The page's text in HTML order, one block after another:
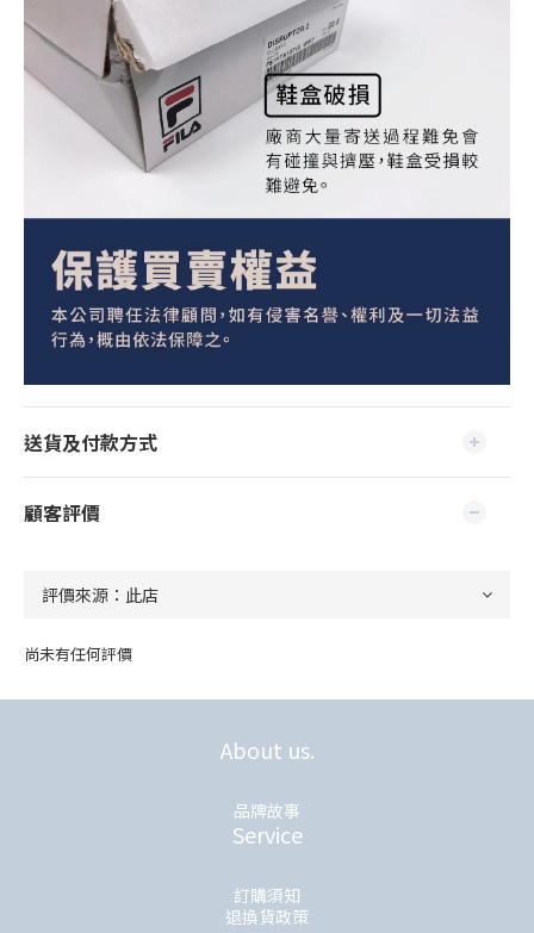
送貨及付款方式
顧客評價
尚未有任何評價
About us.
品牌故事
Service
訂購須知
退換貨政策